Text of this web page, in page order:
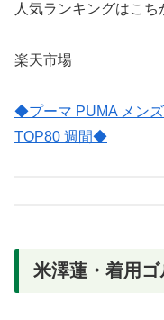
人気ランキングはこ
楽天市場
◆プーマ PUMA メン
TOP80 週間◆
米澤蓮・着用